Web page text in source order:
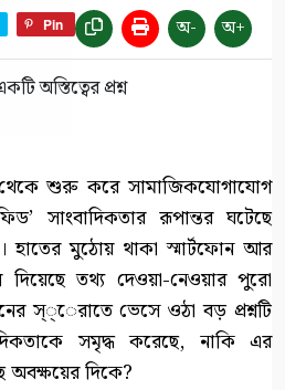
Pin অ- অ+
থেকে শুরু করে সামাজিকযোগাযোগ
সাংবাদিকতার রূপান্তর ঘটেছে
মুঠোয় থাকা স্মার্টফোন আর
দিয়েছে তথ্য দেওয়া-নেওয়ার পুরো
স্্েরাতে ভেসে ওঠা বড় প্রশ্নটি
সমৃদ্ধ করেছে, নাকি এর
অবক্ষয়ের দিকে?